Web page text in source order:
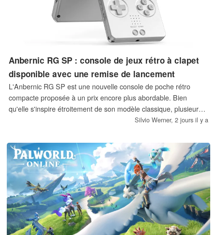
Anbernic RG SP : console de jeux rétro à clapet
disponible avec une remise de lancement
L'Anbernic RG SP est une nouvelle console de poche rétro
compacte proposée à un prix encore plus abordable. Bien
qu'elle s'inspire étroitement de son modèle classique, plusieurs
modifications matérielles majeures visent à améliorer sa facilité
Silvio Werner, 2 jours il y a